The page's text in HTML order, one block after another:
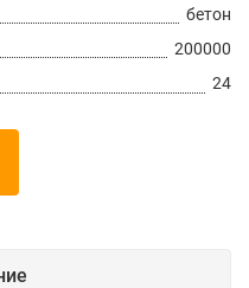
бетон
200000
24